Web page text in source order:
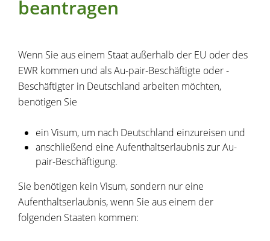
beantragen
Wenn Sie aus einem Staat außerhalb der EU oder des
EWR kommen und als Au-pair-Beschäftigte oder -
Beschäftigter in Deutschland arbeiten möchten,
benötigen Sie
ein Visum, um nach Deutschland einzureisen und
anschließend eine Aufenthaltserlaubnis zur Au-
pair-Beschäftigung.
Sie benötigen kein Visum, sondern nur eine
Aufenthaltserlaubnis, wenn Sie aus einem der
folgenden Staaten kommen: